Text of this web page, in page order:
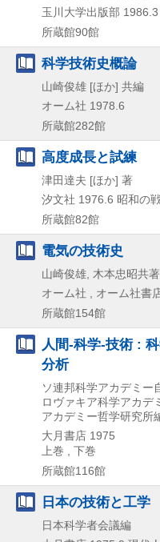
玉川大学出版部 1986.3
所蔵館90館
科学技術史概論
山崎俊雄 [ほか] 共編
オーム社 1978.6
所蔵館282館
高度成長と試練
津田達夫 [ほか] 著
汐文社 1976.6 昭和の
所蔵館82館
電気の技術史
山崎俊雄, 木本忠昭共著
オーム社 , オーム社書
所蔵館154館
人間-科学-技術 :
分析
ソ連邦科学アカデミー
ロヴァキア科学アカデ
アカデミー哲学研究所
大月書店 1975
上巻 , 下巻
所蔵館116館
日本の技術と工学
日本科学者会議編